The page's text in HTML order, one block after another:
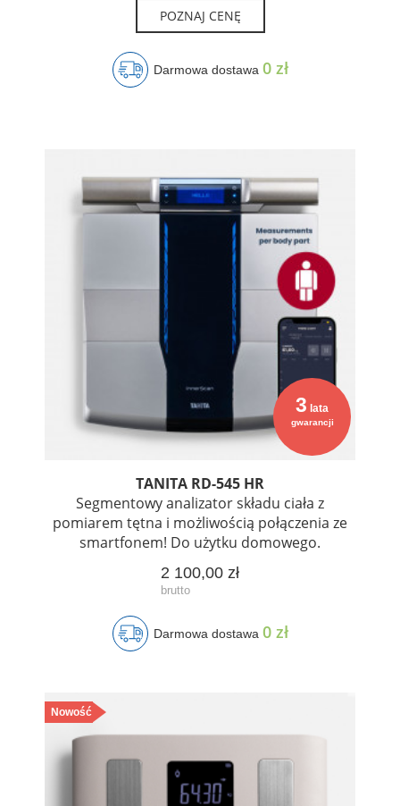
POZNAJ CENĘ
Darmowa dostawa 0 zł
3 lata
gwarancji
TANITA RD-545 HR
Segmentowy analizator składu ciała z
pomiarem tętna i możliwością połączenia ze
smartfonem! Do użytku domowego.
2 100,00 zł
Darmowa dostawa 0 zł
Nowość